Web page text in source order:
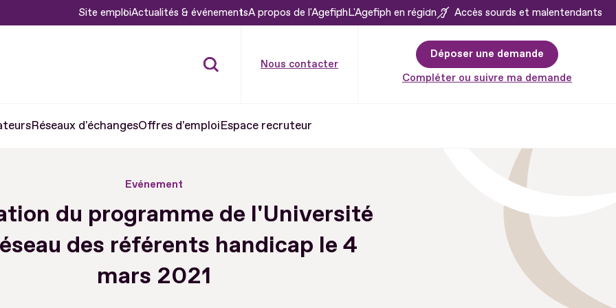
Site emploiActualités & événementsA propos de l'AgefiphL'Agefiph en région Accès sourds et malentendants
Nous contacter
Déposer une demande
Compléter ou suivre ma demande
Réseaux d'échangesOffres d'emploiEspace recruteur
Evénement
du programme de l'Université
des référents handicap le 4
mars 2021